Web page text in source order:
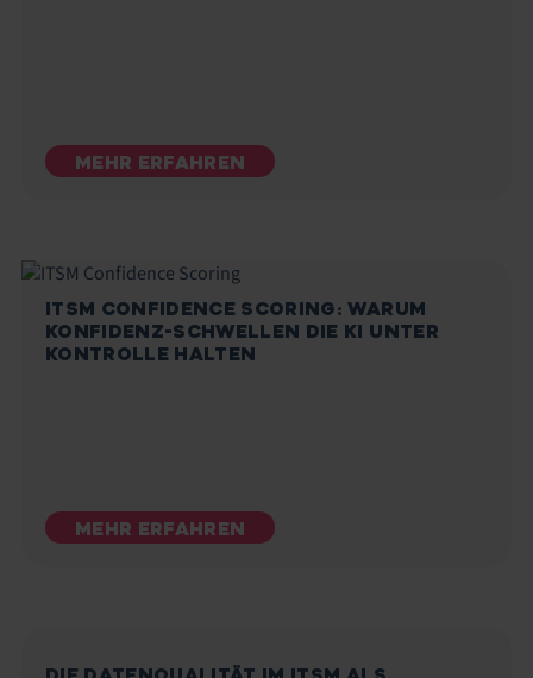
MEHR ERFAHREN
ITSM CONFIDENCE SCORING: WARUM
KONFIDENZ-SCHWELLEN DIE KI UNTER
KONTROLLE HALTEN
MEHR ERFAHREN